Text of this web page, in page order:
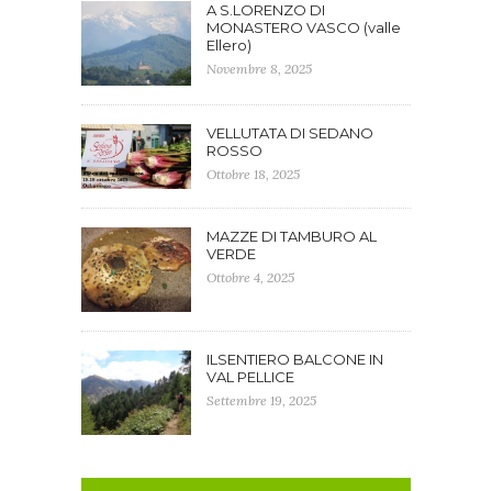
A S.LORENZO DI
MONASTERO VASCO (valle
Ellero)
Novembre 8, 2025
VELLUTATA DI SEDANO
ROSSO
Ottobre 18, 2025
MAZZE DI TAMBURO AL
VERDE
Ottobre 4, 2025
ILSENTIERO BALCONE IN
VAL PELLICE
Settembre 19, 2025